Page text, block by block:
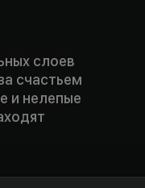
слоев
счастьем
и нелепые